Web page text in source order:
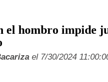
el hombro impide
el 7/30/2024